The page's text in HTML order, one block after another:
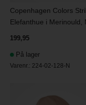
Copenhagen Colors
Elefanthue i Merinould,
199,95
På lager
Varenr.: 224-02-128-N